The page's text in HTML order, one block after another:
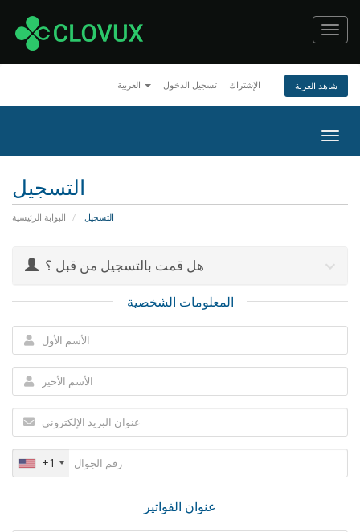
تسجيل الدخول الإشتراك شاهد العربة
التسجيل
البوابة الرئيسية التسجيل
هل قمت بالتسجيل من قبل ؟
المعلومات الشخصية
+1
عنوان الفواتير